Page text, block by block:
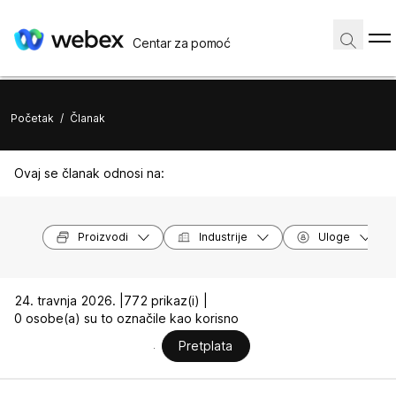
Centar za pomoć
Početak / Članak
Ovaj se članak odnosi na:
Proizvodi Industrije Uloge
24. travnja 2026. | 772 prikaz(i) |
0 osobe(a) su to označile kao korisno
Pretplata